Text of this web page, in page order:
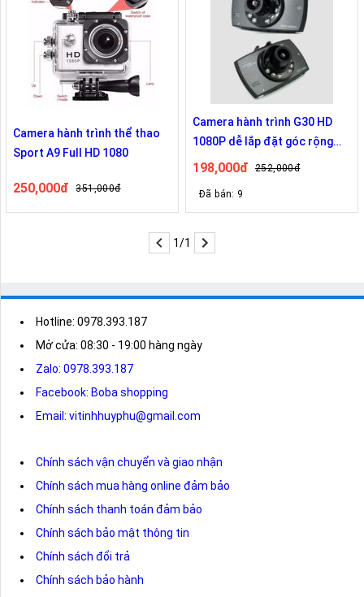
Camera hành trình thể thao
Sport A9 Full HD 1080
250,000đ 351,000đ
Camera hành trình G30 HD
1080P dễ lắp đặt góc rộng
120 độ, có hồng ngoại quay
198,000đ 252,000đ
Đã bán: 9
1/1
Hotline: 0978.393.187
Mở cửa: 08:30 - 19:00 hàng ngày
Zalo: 0978.393.187
Facebook: Boba shopping
Email: vitinhhuyphu@gmail.com
Chính sách vận chuyển và giao nhận
Chính sách mua hàng online đảm bảo
Chính sách thanh toán đảm bảo
Chính sách bảo mật thông tin
Chính sách đổi trả
Chính sách bảo hành